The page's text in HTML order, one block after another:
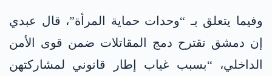
وفيما يتعلق بـ “وحدات حماية المرأة”، قال عبدي
إن دمشق تقترح دمج المقاتلات ضمن قوى الأمن
الداخلي، “بسبب غياب إطار قانوني لمشاركتهن